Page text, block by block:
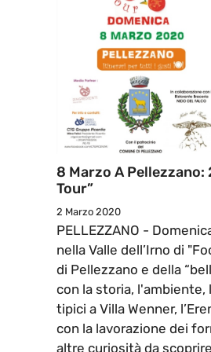
8 Marzo A Pellezzano:
Tour”
2 Marzo 2020
PELLEZZANO -
nella Valle dell’Irno di
di Pellezzano e della
con la storia,
tipici a Villa Wenner,
con la lavorazione dei
altre curiosità da